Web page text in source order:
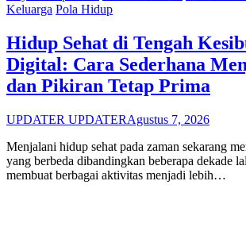
Keluarga Pola Hidup
Hidup Sehat di Tengah
Digital: Cara Sederhana
dan Pikiran Tetap Prima
UPDATER UPDATERAgustus 7, 2026
Menjalani hidup sehat pada zaman sekarang
yang berbeda dibandingkan beberapa dekade
membuat berbagai aktivitas menjadi lebih…